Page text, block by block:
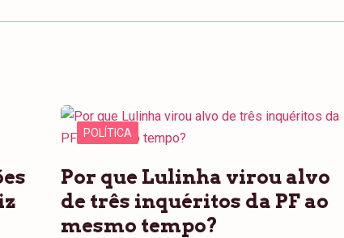
POLÍTICA
Por que Lulinha virou alvo
de três inquéritos da PF ao
mesmo tempo?